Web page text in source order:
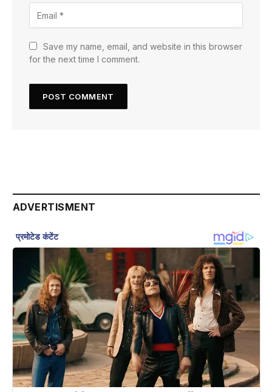
Save my name, email, and website in this browser
for the next time I comment.
ADVERTISMENT